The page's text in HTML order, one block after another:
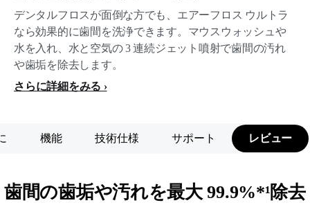
デンタルフロスが面倒な方でも、エアーフロス ウルトラ
なら効果的に歯間を洗浄できます。マウスウォッシュや
水を入れ、水と空気の 3 連続ジェット噴射で歯間の汚れ
や歯垢を除去します。
さらに詳細をみる
機能 技術仕様 サポート レビュー
歯間の歯垢や汚れを最大 99.9%*¹除去